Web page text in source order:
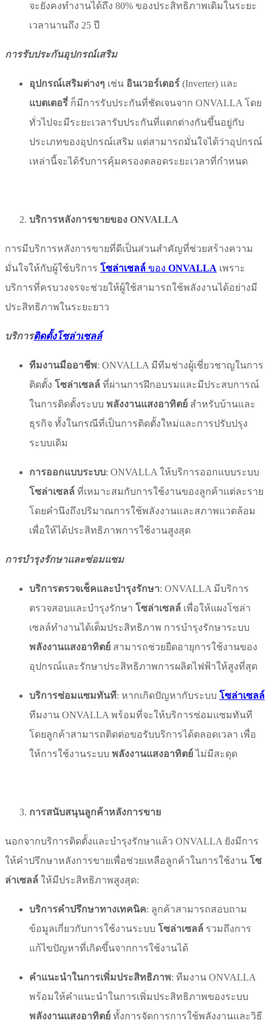
จะยังคงทำงานได้ถึง 80% ของประสิทธิภาพเดิมในระยะ
เวลานานถึง 25 ปี
การรับประกันอุปกรณ์เสริม
อุปกรณ์เสริมต่างๆ เช่น อินเวอร์เตอร์ (Inverter) และ
แบตเตอรี่ ก็มีการรับประกันที่ชัดเจนจาก ONVALLA โดย
ทั่วไปจะมีระยะเวลารับประกันที่แตกต่างกันขึ้นอยู่กับ
ประเภทของอุปกรณ์เสริม แต่สามารถมั่นใจได้ว่าอุปกรณ์
เหล่านี้จะได้รับการคุ้มครองตลอดระยะเวลาที่กำหนด
บริการหลังการขายของ ONVALLA
การมีบริการหลังการขายที่ดีเป็นส่วนสำคัญที่ช่วยสร้างความ
มั่นใจให้กับผู้ใช้บริการ โซล่าเซลล์ ของ ONVALLA เพราะ
บริการที่ครบวงจรจะช่วยให้ผู้ใช้สามารถใช้พลังงานได้อย่างมี
ประสิทธิภาพในระยะยาว
บริการติดตั้งโซล่าเซลล์
ทีมงานมืออาชีพ: ONVALLA มีทีมช่างผู้เชี่ยวชาญในการ
ติดตั้ง โซล่าเซลล์ ที่ผ่านการฝึกอบรมและมีประสบการณ์
ในการติดตั้งระบบ พลังงานแสงอาทิตย์ สำหรับบ้านและ
ธุรกิจ ทั้งในกรณีที่เป็นการติดตั้งใหม่และการปรับปรุง
ระบบเดิม
การออกแบบระบบ: ONVALLA ให้บริการออกแบบระบบ
โซล่าเซลล์ ที่เหมาะสมกับการใช้งานของลูกค้าแต่ละราย
โดยคำนึงถึงปริมาณการใช้พลังงานและสภาพแวดล้อม
เพื่อให้ได้ประสิทธิภาพการใช้งานสูงสุด
การบำรุงรักษาและซ่อมแซม
บริการตรวจเช็คและบำรุงรักษา: ONVALLA มีบริการ
ตรวจสอบและบำรุงรักษา โซล่าเซลล์ เพื่อให้แผงโซล่า
เซลล์ทำงานได้เต็มประสิทธิภาพ การบำรุงรักษาระบบ
พลังงานแสงอาทิตย์ สามารถช่วยยืดอายุการใช้งานของ
อุปกรณ์และรักษาประสิทธิภาพการผลิตไฟฟ้าให้สูงที่สุด
บริการซ่อมแซมทันที: หากเกิดปัญหากับระบบ โซล่าเซลล์
ทีมงาน ONVALLA พร้อมที่จะให้บริการซ่อมแซมทันที
โดยลูกค้าสามารถติดต่อขอรับบริการได้ตลอดเวลา เพื่อ
ให้การใช้งานระบบ พลังงานแสงอาทิตย์ไม่มีสะดุด
การสนับสนุนลูกค้าหลังการขาย
นอกจากบริการติดตั้งและบำรุงรักษาแล้ว ONVALLA ยังมีการ
ให้คำปรึกษาหลังการขายเพื่อช่วยเหลือลูกค้าในการใช้งาน โซ
ล่าเซลล์ ให้มีประสิทธิภาพสูงสุด:
บริการคำปรึกษาทางเทคนิค: ลูกค้าสามารถสอบถาม
ข้อมูลเกี่ยวกับการใช้งานระบบ โซล่าเซลล์ รวมถึงการ
แก้ไขปัญหาที่เกิดขึ้นจากการใช้งานได้
คำแนะนำในการเพิ่มประสิทธิภาพ: ทีมงาน ONVALLA
พร้อมให้คำแนะนำในการเพิ่มประสิทธิภาพของระบบ
พลังงานแสงอาทิตย์ ทั้งการจัดการการใช้พลังงานและวิธี